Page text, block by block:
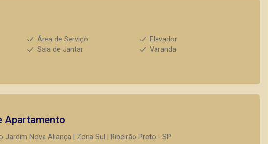
Área de Serviço
Elevador
Sala de Jantar
Varanda
Apartamento
Jardim Nova Aliança | Zona Sul | Ribeirão Preto - SP